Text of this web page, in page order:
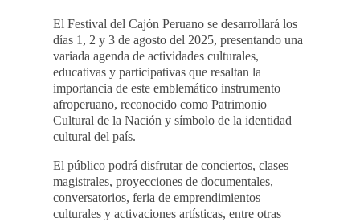
El Festival del Cajón Peruano se desarrollará los
días 1, 2 y 3 de agosto del 2025, presentando una
variada agenda de actividades culturales,
educativas y participativas que resaltan la
importancia de este emblemático instrumento
afroperuano, reconocido como Patrimonio
Cultural de la Nación y símbolo de la identidad
cultural del país.
El público podrá disfrutar de conciertos, clases
magistrales, proyecciones de documentales,
conversatorios, feria de emprendimientos
culturales y activaciones artísticas, entre otras